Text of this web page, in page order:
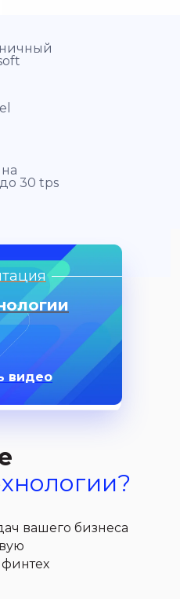
30 tps
вашего бизнеса
видео